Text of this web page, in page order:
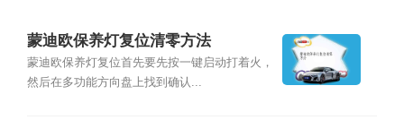
蒙迪欧保养灯复位清零方法
蒙迪欧保养灯复位首先要先按一键启动打着火，
然后在多功能方向盘上找到确认...